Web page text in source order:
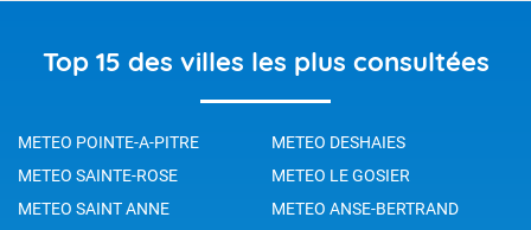
Top 15 des villes les plus consultées
METEO POINTE-A-PITRE
METEO DESHAIES
METEO SAINTE-ROSE
METEO LE GOSIER
METEO SAINT ANNE
METEO ANSE-BERTRAND